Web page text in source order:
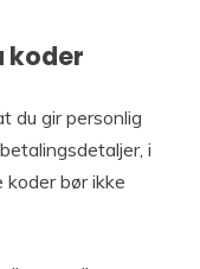
koder
du gir personlig
i
bør ikke